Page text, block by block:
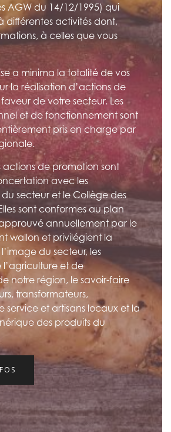
AGW du 14/12/1995) qui
différentes activités dont,
à celles que vous
a minima la totalité de vos
la réalisation d’actions de
de votre secteur. Les
et de fonctionnement sont
pris en charge par
actions de promotion sont
avec les
secteur et le Collège des
sont conformes au plan
annuellement par le
wallon et privilégient la
du secteur, les
l’agriculture et de
notre région, le savoir-faire
transformateurs,
service et artisans locaux et la
des produits du